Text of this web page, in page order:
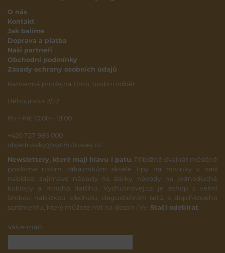
O nás
Kontakt
Jak balíme
Doprava a platba
Naši partneři
Obchodní podmínky
Zásady ochrany osobních údajů
Kamenná prodejna Brno, osobní odběr
Běhounská 2/22
Po – Pá: 10:00 – 18:00
+420 727 986 000
objednavky@vychutnavej.cz
Newslettery, které mají hlavu i patu.Přibližně dvakrát měsíčně
posíláme našim zákazníkům skvělé tipy na novinky v naší
nabídce, zajímavé nápady na dárky, návody na jednoduché
koktejly a mnoho dalšího. Vychutnávej.cz je eshop s velmi
širokou nabídkou alkoholu, degustačních setů a doplňkového
sortimentu, který můžete mít na dosah i Vy. Stačí odebírat
Váš e-mail: